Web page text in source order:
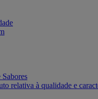
Sabores
relativa à qualidade e